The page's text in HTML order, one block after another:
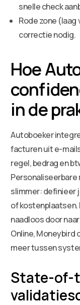
snelle check
Rode zone
correctie nodig.
Hoe
in de
Autoboeker
facturen uit e-
regel, bedrag en
slimmer: definieer
of
naadloos door
Online, Moneybird
meer tussen
State-of-